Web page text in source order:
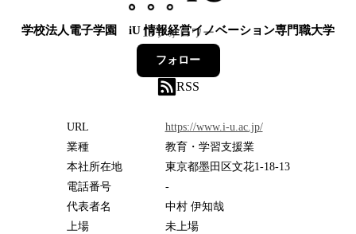
学校法人電子学園 iU 情報経営イノベーション専門職大学
13フォロワー
フォロー
RSS
URL
https://www.i-u.ac.jp/
業種
教育・学習支援業
本社所在地
東京都墨田区文花1-18-13
電話番号
-
代表者名
中村 伊知哉
上場
未上場